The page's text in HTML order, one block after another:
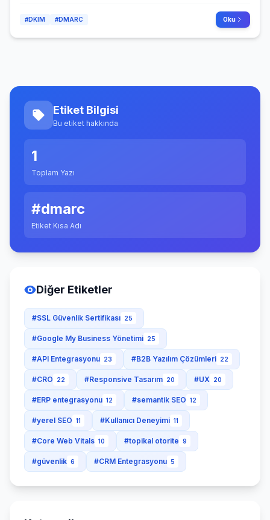
#DKIM #DMARC Oku
Etiket Bilgisi
Bu etiket hakkında
1
Toplam Yazı
#dmarc
Etiket Kısa Adı
Diğer Etiketler
#SSL Güvenlik Sertifikası 25
#Google My Business Yönetimi 25
#API Entegrasyonu 23 #B2B Yazılım Çözümleri 22
#CRO 22 #Responsive Tasarım 20 #UX 20
#ERP entegrasyonu 12 #semantik SEO 12
#yerel SEO 11 #Kullanıcı Deneyimi 11
#Core Web Vitals 10 #topikal otorite 9
#güvenlik 6 #CRM Entegrasyonu 5